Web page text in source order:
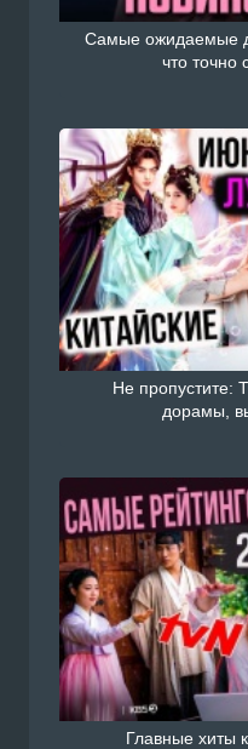
Самые ожидаемые
что точно
Не пропустите:
дорамы,
Главные хиты